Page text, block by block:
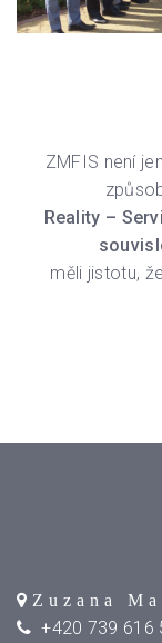
ZMFIS není
Reality –
měli jistotu,
Zuzana
+420 739 616